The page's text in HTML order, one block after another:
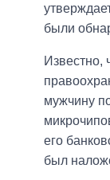
были
Известно,
мужчину
его
был